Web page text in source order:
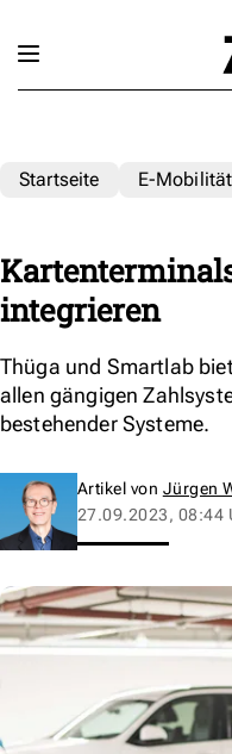
Startseite E-Mobilität
integrieren
Thüga und Smartlab
allen gängigen
bestehender Systeme.
Artikel von Jürgen
27.09.2023, 08:44